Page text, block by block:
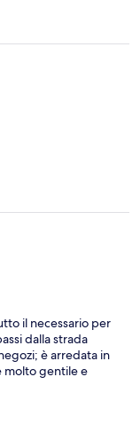
il necessario per
dalla strada
è arredata in
molto gentile e